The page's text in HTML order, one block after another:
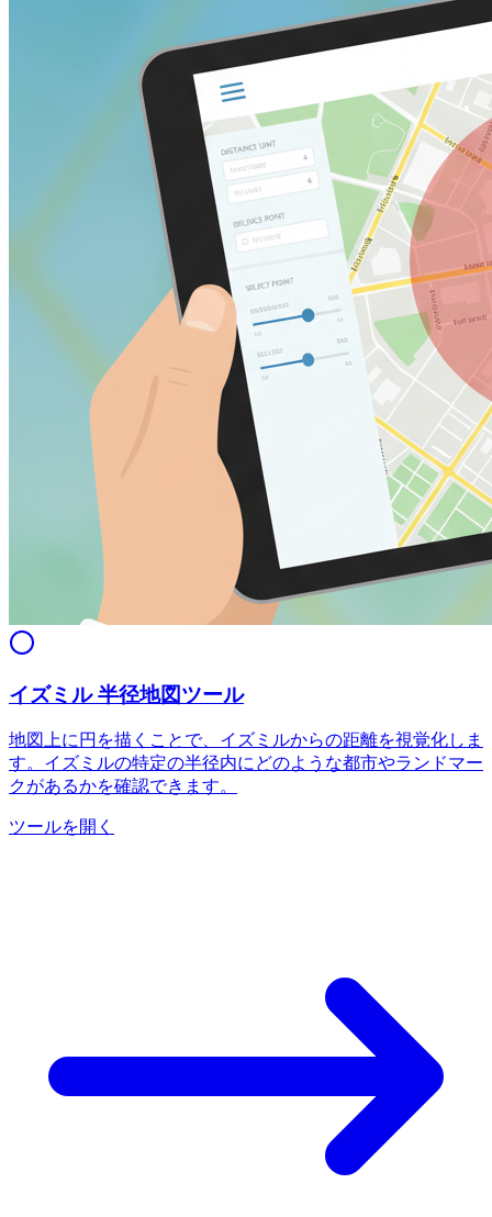
イズミル 半径地図ツール
地図上に円を描くことで、イズミルからの距離を視覚化しま
す。イズミルの特定の半径内にどのような都市やランドマー
クがあるかを確認できます。
ツールを開く